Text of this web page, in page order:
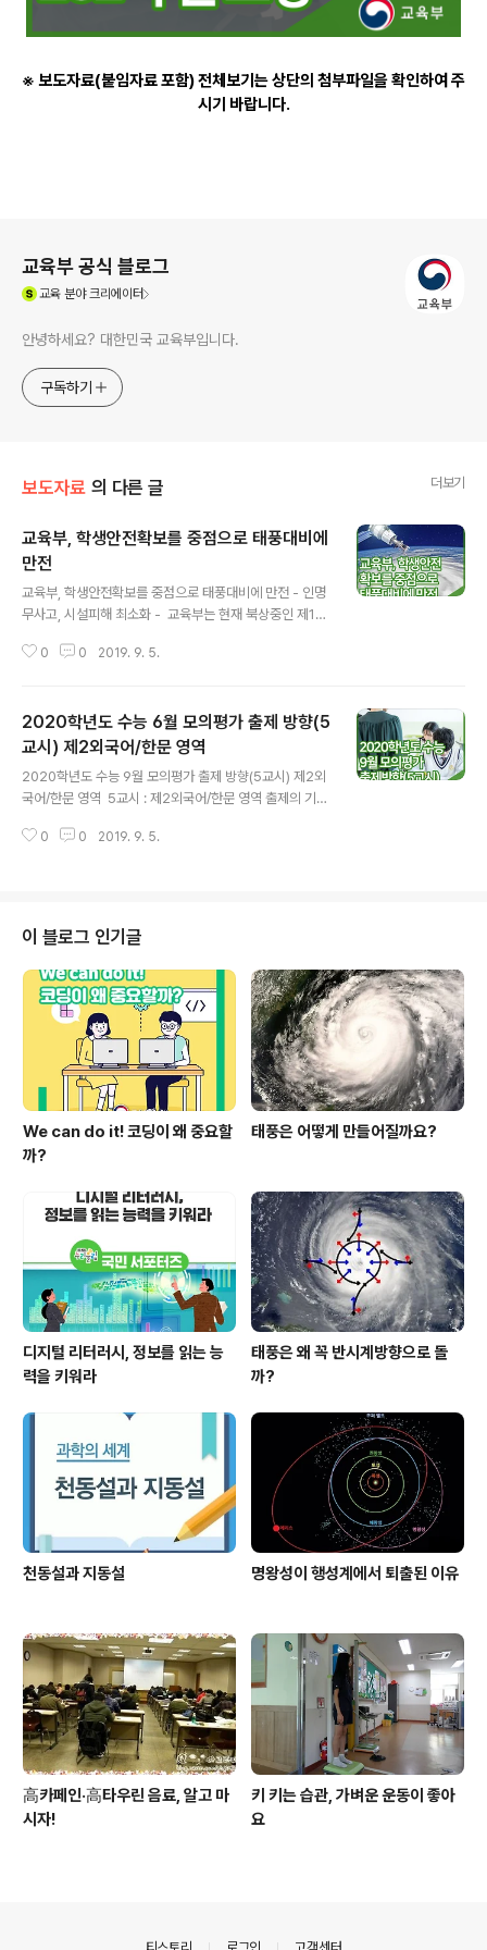
※ 보도자료(붙임자료 포함) 전체보기는 상단의 첨부파일을 확인하여 주
시기 바랍니다.
교육부 공식 블로그
교육분야 크리에이터
안녕하세요? 대한민국 교육부입니다.
구독하기
보도자료 의 다른 글 더보기
교육부, 학생안전확보를 중점으로 태풍대비에
만전
교육부, 학생안전확보를 중점으로 태풍대비에 만전 - 인명
무사고, 시설피해 최소화 - ​ 교육부는 현재 북상중인 제13
하고 학사운영이 안정적으로 이루어는 데 중점을 두고 시
반도 전역에 영향을 미칠 것으로 예상되어, 시도교육청 안
전부서장과 사전대비회의(9월 5일)를 개최하고 비상연락
망을 구축하는 등 재난대응태세를 구축하고 9월 6일(금) 1
1시 30분 차관주재로 시도교육청 부교육감과 태풍 대비사
서 시설을 사전 점검하고 학생들에게 안전수칙 계기교육*
0 0 2019. 9. 5.
2020학년도 수능 6월 모의평가 출제 방향(5
교시) 제2외국어/한문 영역
2020학년도 수능 9월 모의평가 출제 방향(5교시) 제2외
국어/한문 영역 ​ 5교시 : 제2외국어/한문 영역 출제의 기본
과 수준에 따라 학습자의 외국어 능력과 한문 이해 능력을
이해와 활용 능력, 문화를 이해하고 활용하는 능력, 한문에
대한 기초적인 이해 능력을 측정할 수 있도록 출제하였다.
출제 범위 출제 범위는 ‘독일어Ⅰ’, ‘프랑스어Ⅰ’, ‘스페인어Ⅰ’,
‘중국어Ⅰ’, ‘일본어Ⅰ’, ‘러시아어Ⅰ’, ‘아랍어Ⅰ’, ‘베트남어Ⅰ’, ‘한문
Ⅰ’ 등 9개 선택 과목의 교육과정 ..
0 0 2019. 9. 5.
이 블로그 인기글
We can do it! 코딩이 왜 중요할
까?
태풍은 어떻게 만들어질까요?
디지털 리터러시, 정보를 읽는 능
력을 키워라
태풍은 왜 꼭 반시계방향으로 돌
까?
천동설과 지동설 명왕성이 행성계에서 퇴출된 이유
高카페인·高타우린 음료, 알고 마
시자!
키 키는 습관, 가벼운 운동이 좋아
요